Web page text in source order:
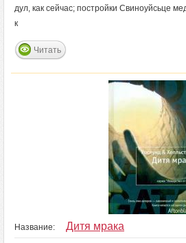
дул, как сейчас; постройки Свиноуйсьце
к
Читать
Название: Дитя мрака